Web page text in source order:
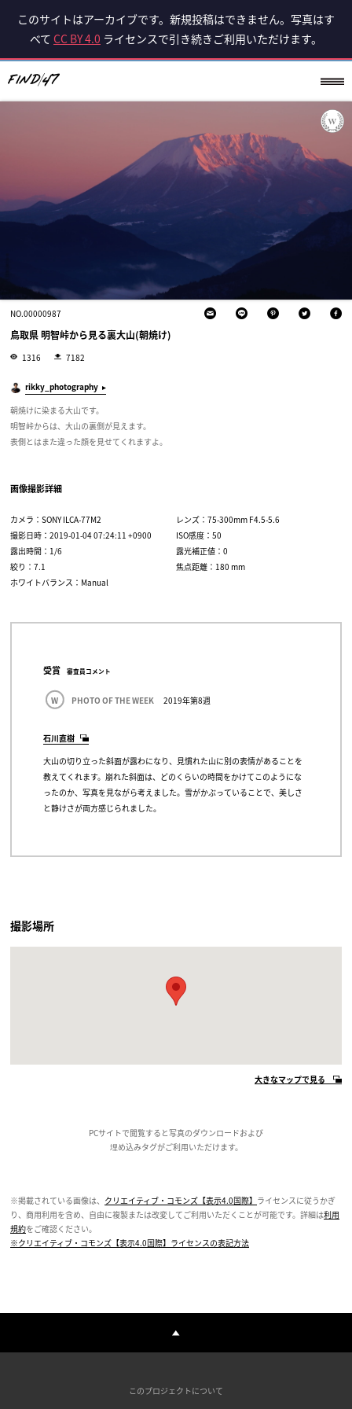
このサイトはアーカイブです。新規投稿はできません。写真はす
べて CC BY 4.0 ライセンスで引き続きご利用いただけます。
NO.00000987
鳥取県 明智峠から見る裏大山(朝焼け)
1316 7182
rikky_photography
朝焼けに染まる大山です。
明智峠からは、大山の裏側が見えます。
表側とはまた違った顔を見せてくれますよ。
画像撮影詳細
カメラ：SONY ILCA-77M2
レンズ：75-300mm F4.5-5.6
撮影日時：2019-01-04 07:24:11 +0900
ISO感度：50
露出時間：1/6
露光補正値：0
絞り：7.1
焦点距離：180 mm
ホワイトバランス：Manual
受賞 審査員コメント
W PHOTO OF THE WEEK 2019年第8週
石川直樹
大山の切り立った斜面が露わになり、見慣れた山に別の表情があることを
教えてくれます。崩れた斜面は、どのくらいの時間をかけてこのようにな
ったのか、写真を見ながら考えました。雪がかぶっていることで、美しさ
と静けさが両方感じられました。
撮影場所
大きなマップで見る
PCサイトで閲覧すると写真のダウンロードおよび
埋め込みタグがご利用いただけます。
※掲載されている画像は、 クリエイティブ・コモンズ【表示4.0国際】 ライセンスに従うかぎ
り、商用利用を含め、自由に複製または改変してご利用いただくことが可能です。詳細は利用
規約をご確認ください。
※クリエイティブ・コモンズ【表示4.0国際】ライセンスの表記方法
このプロジェクトについて